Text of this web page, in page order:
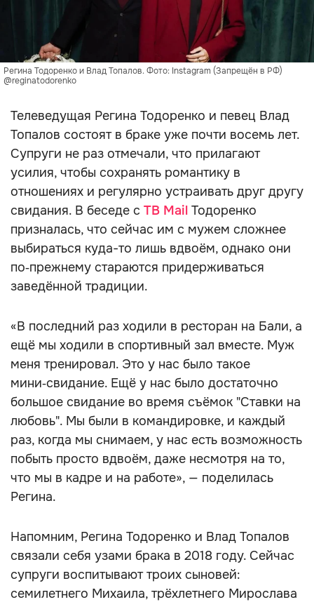
Регина Тодоренко и Влад Топалов. Фото: Instagram (Запрещён в РФ)
@reginatodorenko
Телеведущая Регина Тодоренко и певец Влад
Топалов состоят в браке уже почти восемь лет.
Супруги не раз отмечали, что прилагают
усилия, чтобы сохранять романтику в
отношениях и регулярно устраивать друг другу
свидания. В беседе с ТВ Mail Тодоренко
призналась, что сейчас им с мужем сложнее
выбираться куда-то лишь вдвоём, однако они
по‑прежнему стараются придерживаться
заведённой традиции.
«В последний раз ходили в ресторан на Бали, а
ещё мы ходили в спортивный зал вместе. Муж
меня тренировал. Это у нас было такое
мини‑свидание. Ещё у нас было достаточно
большое свидание во время съёмок "Ставки на
любовь". Мы были в командировке, и каждый
раз, когда мы снимаем, у нас есть возможность
побыть просто вдвоём, даже несмотря на то,
что мы в кадре и на работе», — поделилась
Регина.
Напомним, Регина Тодоренко и Влад Топалов
связали себя узами брака в 2018 году. Сейчас
супруги воспитывают троих сыновей:
семилетнего Михаила, трёхлетнего Мирослава